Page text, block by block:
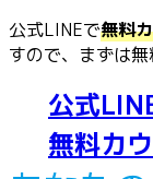
公式LINEで無料
すので、まずは
公式
無料カ